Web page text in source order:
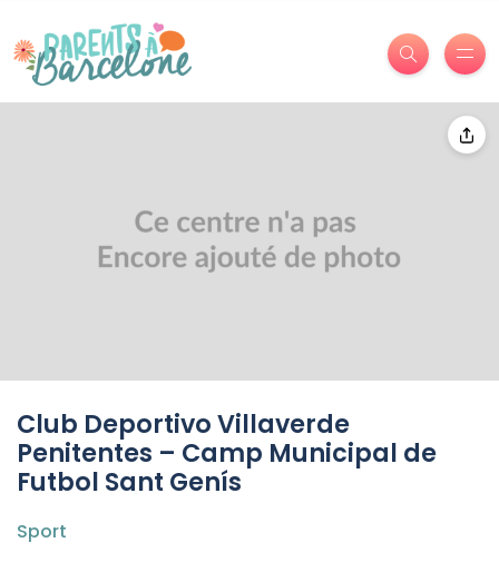
Club Deportivo Villaverde
Penitentes – Camp Municipal de
Futbol Sant Genís
Sport